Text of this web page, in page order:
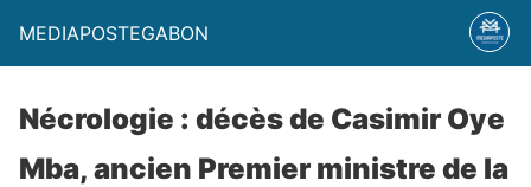
MEDIAPOSTEGABON
Nécrologie : décès de Casimir Oye
Mba, ancien Premier ministre de la